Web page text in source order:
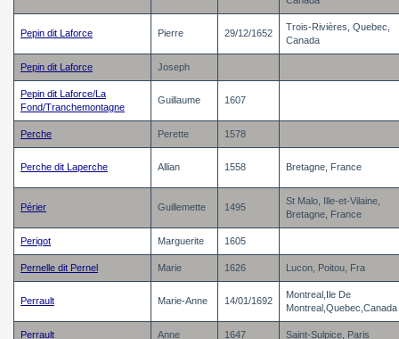
Pepin dit Laforce Pierre 29/12/1652
Trois-Rivières, Quebec,
Canada
Pepin dit Laforce Joseph
Pepin dit Laforce/La
Fond/Tranchemontagne
Guillaume 1607
Perche Perette 1578
Perche dit Laperche Allian 1558 Bretagne, France
Périer Guillemette 1495
St Malo, Ille-et-Vilaine,
Bretagne, France
Perigot Marguerite 1605
Pernelle dit Pernel Marie 1626 Lucon, Poitou, Fra
Perrault Marie-Anne 14/01/1692
Montreal,Ile De
Montreal,Quebec,Canada
Perrault Anne 1647 Saint-Sulpice, Paris